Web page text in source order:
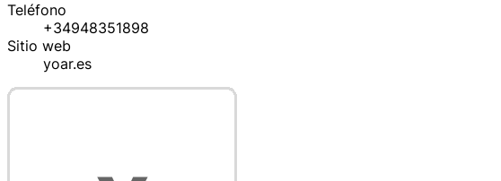
Teléfono
+34948351898
Sitio web
yoar.es